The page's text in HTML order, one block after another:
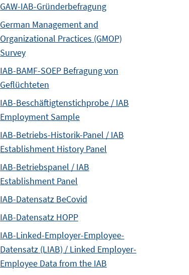
GAW-IAB-Gründerbefragung
German Management and
Organizational Practices (GMOP)
Survey
IAB-BAMF-SOEP Befragung von
Geflüchteten
IAB-Beschäftigtenstichprobe / IAB
Employment Sample
IAB-Betriebs-Historik-Panel / IAB
Establishment History Panel
IAB-Betriebspanel / IAB
Establishment Panel
IAB-Datensatz BeCovid
IAB-Datensatz HOPP
IAB-Linked-Employer-Employee-
Datensatz (LIAB) / Linked Employer-
Employee Data from the IAB